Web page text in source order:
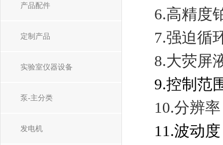
6.高精度
7.强迫循
8.大荧屏
9.控制范
10.分辨
11.波动
产品配件
定制产品
实验室仪器设备
泵-主分类
发电机